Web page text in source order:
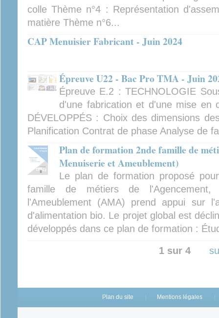
colle Thème n°4 : Représentation
matière Thème n°6...
CAP Menuisier Fabricant - Juin 2024
Épreuve U22 - Bac Pro TMA - Juin
Épreuve E.2 : TECHNOLOGIE
d'une fabrication et d'une mise en
DÉVELOPPÉS : Choix des dimensions
Planification Contrat de phase Analyse de
Plan de formation 2nde famille de
Menuiserie et Ameublement)
Le plan de formation proposé
famille de métiers de
l'Ameublement (AMA) prend appui sur
d'alimentation bio. Le projet global est
développés dans ce plan de formation :
1 sur 4
Plan du site Mentions légales